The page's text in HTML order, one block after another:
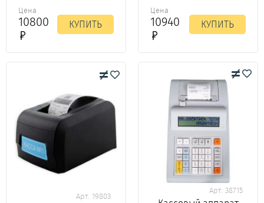
Цена
10800 КУПИТЬ
Цена
10940 КУПИТЬ
Арт. 19803
Арт. 38715